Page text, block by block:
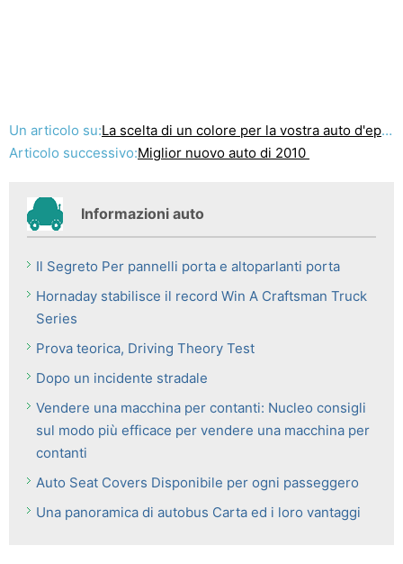
Un articolo su:La scelta di un colore per la vostra auto d'epoca
Articolo successivo:Miglior nuovo auto di 2010
Informazioni auto
Il Segreto Per pannelli porta e altoparlanti porta
Hornaday stabilisce il record Win A Craftsman Truck
Series
Prova teorica, Driving Theory Test
Dopo un incidente stradale
Vendere una macchina per contanti: Nucleo consigli
sul modo più efficace per vendere una macchina per
contanti
Auto Seat Covers Disponibile per ogni passeggero
Una panoramica di autobus Carta ed i loro vantaggi